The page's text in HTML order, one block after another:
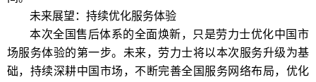
未来展望：持续优化服务体验
本次全国售后体系的全面焕新，只是劳力士优化中国市
场服务体验的第一步。未来，劳力士将以本次服务升级为基
础，持续深耕中国市场，不断完善全国服务网络布局，优化